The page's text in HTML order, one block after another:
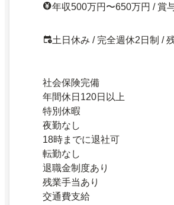
年収500万円〜650万円 / 賞
土日休み / 完全週休2日制 /
社会保険完備
年間休日120日以上
特別休暇
夜勤なし
18時までに退社可
転勤なし
退職金制度あり
残業手当あり
交通費支給